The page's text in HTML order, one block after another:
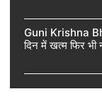
Guni Krishna
दिन में खत्म फिर भी